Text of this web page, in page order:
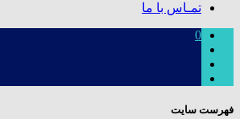
تمـاس با ما
0
فهرست سایت